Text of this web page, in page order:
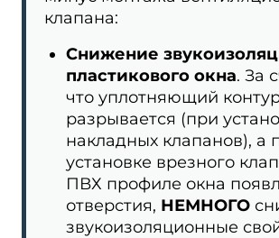
клапана:
Снижение
пластикового окна. За
что уплотняющий
разрывается (при
накладных клапанов), а
установке врезного
ПВХ профиле окна
отверстия, НЕМНОГО
звукоизоляционные